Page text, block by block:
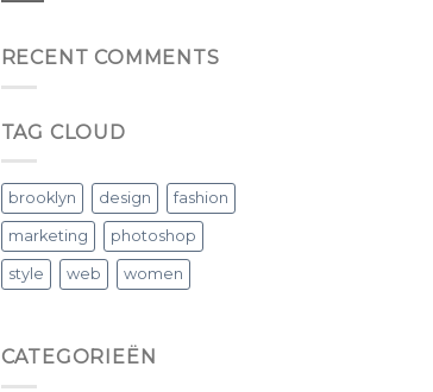
RECENT COMMENTS
TAG CLOUD
brooklyn design fashion
marketing photoshop
style web women
CATEGORIEËN